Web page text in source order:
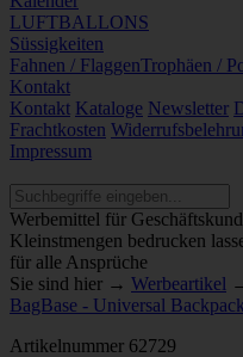
LUFTBALLONS
Süssigkeiten
Fahnen / FlaggenTrophäen /
Kontakt
Kontakt Kataloge Newsletter
Frachtkosten
Impressum
Werbemittel für
Kleinstmengen bedrucken
für alle Ansprüche
Sie sind hier → Werbeartikel
BagBase - Universal Backpack
Artikelnummer 62729